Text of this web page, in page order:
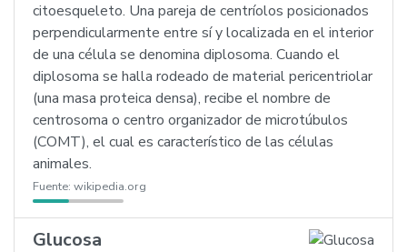
citoesqueleto. Una pareja de centríolos posicionados
perpendicularmente entre sí y localizada en el interior
de una célula se denomina diplosoma. Cuando el
diplosoma se halla rodeado de material pericentriolar
(una masa proteica densa), recibe el nombre de
centrosoma o centro organizador de microtúbulos
(COMT), el cual es característico de las células
animales.
Fuente: wikipedia.org
Glucosa